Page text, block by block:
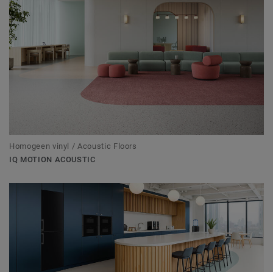
Homogeen vinyl / Acoustic Floors
IQ MOTION ACOUSTIC